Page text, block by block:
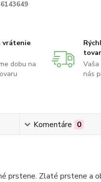
vrátenie
dobu na
nás
Komentáre 0
prstene. Zlaté prstene a